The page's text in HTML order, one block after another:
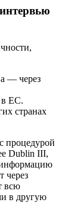
— через
в ЕС.
странах
процедурой
Dublin III,
через
всю
в другую